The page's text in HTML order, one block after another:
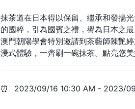
抹茶道在日本得以保留、繼承和發揚
的國粹，引為國賓之禮，譽為日本之最
澳門朝陽學會特別邀請到茶藝師陳艷
浸式體驗，一齊刷一碗抹茶。點亮您美
⏰ 2023/09/16 10:30 AM - 2023/